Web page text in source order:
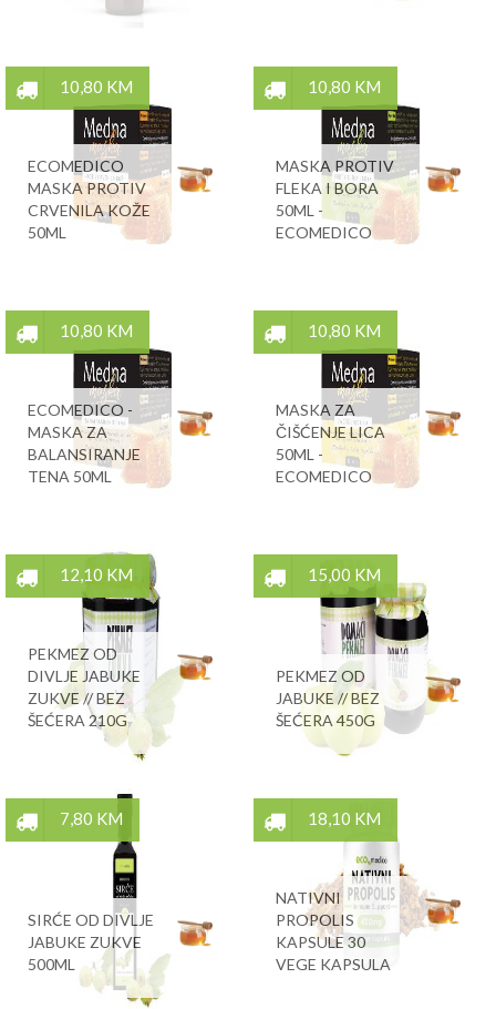
10,80 KM
ECOMEDICO
MASKA PROTIV
CRVENILA KOŽE
50ML
10,80 KM
MASKA PROTIV
FLEKA I BORA
50ML -
ECOMEDICO
10,80 KM
ECOMEDICO -
MASKA ZA
BALANSIRANJE
TENA 50ML
10,80 KM
MASKA ZA
ČIŠĆENJE LICA
50ML -
ECOMEDICO
12,10 KM
PEKMEZ OD
DIVLJE JABUKE
ZUKVE // BEZ
ŠEĆERA 210G
15,00 KM
PEKMEZ OD
JABUKE // BEZ
ŠEĆERA 450G
7,80 KM
SIRĆE OD DIVLJE
JABUKE ZUKVE
500ML
18,10 KM
NATIVNI
PROPOLIS
KAPSULE 30
VEGE KAPSULA